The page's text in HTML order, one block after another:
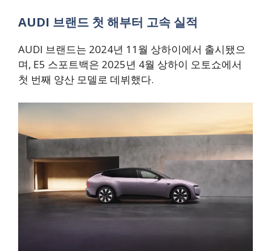
AUDI 브랜드 첫 해부터 고속 실적
AUDI 브랜드는 2024년 11월 상하이에서 출시됐으
며, E5 스포트백은 2025년 4월 상하이 오토쇼에서
첫 번째 양산 모델로 데뷔했다.